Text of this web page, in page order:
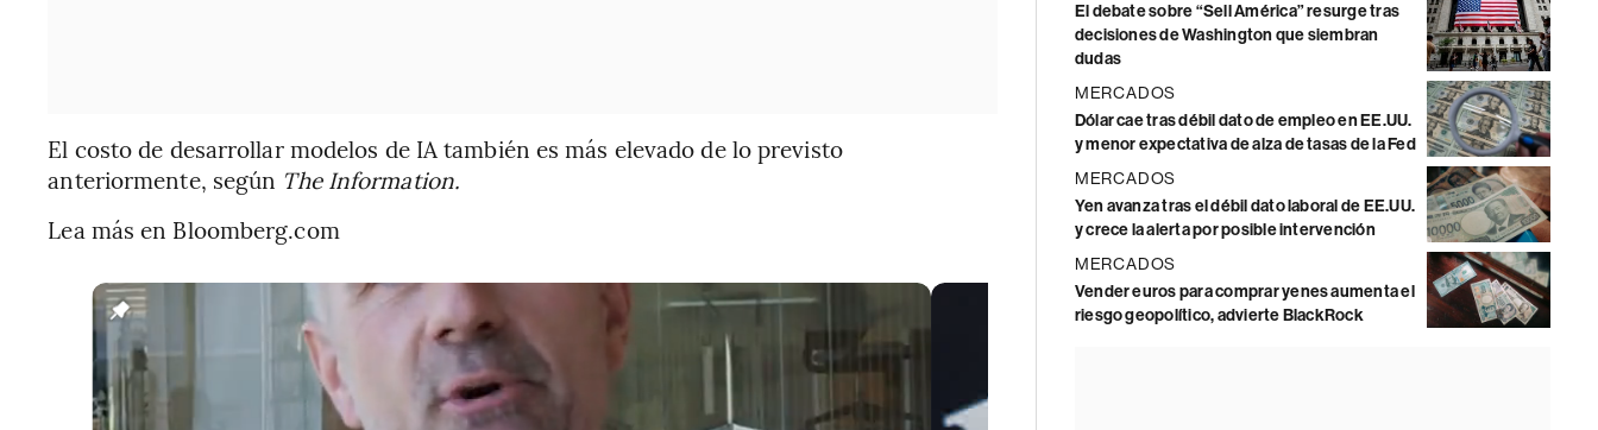
El costo de desarrollar modelos de IA también es más elevado de lo previsto
anteriormente, según The Information.
Lea más en Bloomberg.com
El debate sobre “Sell América” resurge tras
decisiones de Washington que siembran
dudas
MERCADOS
Dólar cae tras débil dato de empleo en EE.UU.
y menor expectativa de alza de tasas de la Fed
MERCADOS
Yen avanza tras el débil dato laboral de EE.UU.
y crece la alerta por posible intervención
MERCADOS
Vender euros para comprar yenes aumenta el
riesgo geopolítico, advierte BlackRock